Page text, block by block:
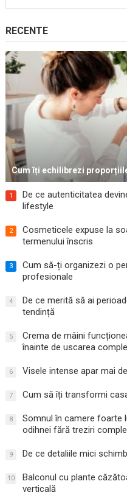
RECENTE
Cum îți echilibrezi
1
De ce autenticitatea
lifestyle
2
Cosmeticele expuse la
termenului înscris
3
Cum să-ți organizezi o
profesionale
4
De ce merită să ai
tendință
5
Crema de mâini
înainte de uscarea
6 Visele intense apar mai
7 Cum să îți transformi
8
Somnul în camere foarte
odihnei fără treziri
9 De ce detaliile mici
10
Balconul cu plante
verticală